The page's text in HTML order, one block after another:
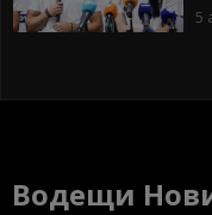
5
Водещи